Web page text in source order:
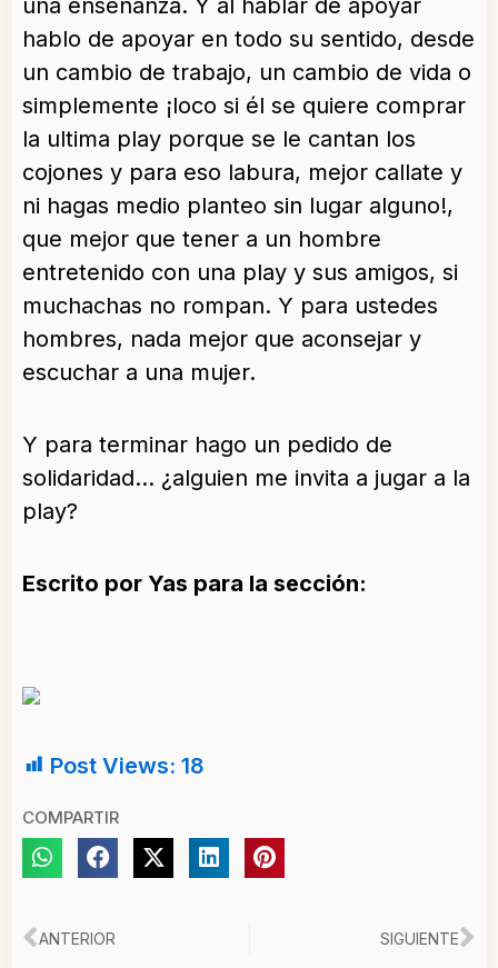
una enseñanza. Y al hablar de apoyar
hablo de apoyar en todo su sentido, desde
un cambio de trabajo, un cambio de vida o
simplemente ¡loco si él se quiere comprar
la ultima play porque se le cantan los
cojones y para eso labura, mejor callate y
ni hagas medio planteo sin lugar alguno!,
que mejor que tener a un hombre
entretenido con una play y sus amigos, si
muchachas no rompan. Y para ustedes
hombres, nada mejor que aconsejar y
escuchar a una mujer.
Y para terminar hago un pedido de
solidaridad… ¿alguien me invita a jugar a la
play?
Escrito por Yas para la sección:
Post Views: 18
COMPARTIR
Ant
ANTERIOR SIGUIENTE